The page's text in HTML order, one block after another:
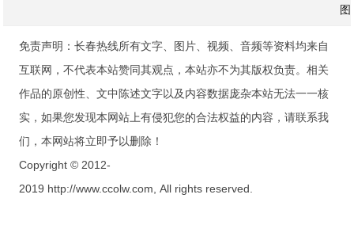
图
免责声明：长春热线所有文字、图片、视频、音频等资料均来自
互联网，不代表本站赞同其观点，本站亦不为其版权负责。相关
作品的原创性、文中陈述文字以及内容数据庞杂本站无法一一核
实，如果您发现本网站上有侵犯您的合法权益的内容，请联系我
们，本网站将立即予以删除！
Copyright © 2012-
2019 http://www.ccolw.com, All rights reserved.